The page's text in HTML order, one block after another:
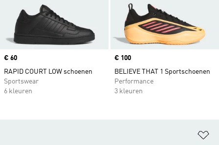
Price
€ 60
RAPID COURT LOW schoenen
Sportswear
6 kleuren
Price
€ 100
BELIEVE THAT 1 Sportschoenen
Performance
3 kleuren